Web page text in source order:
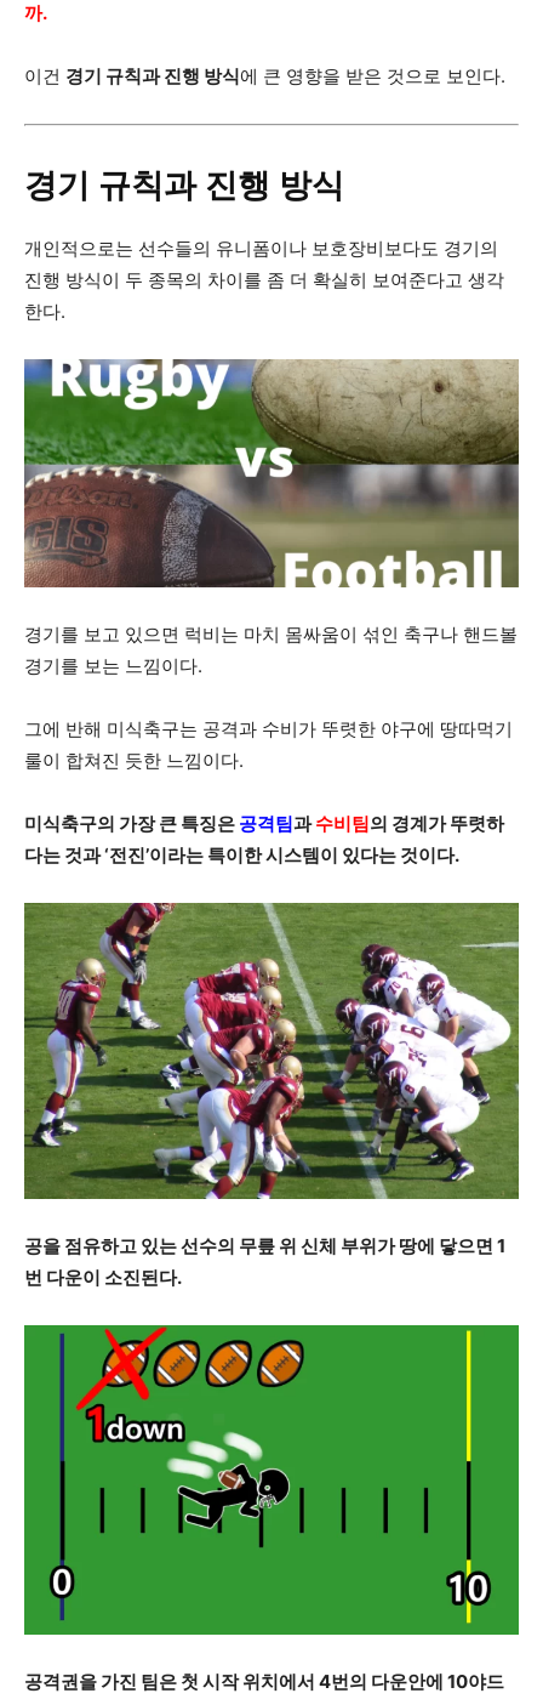
까.
이건 경기 규칙과 진행 방식에 큰 영향을 받은 것으로 보인다.
경기 규칙과 진행 방식
개인적으로는 선수들의 유니폼이나 보호장비보다도 경기의
진행 방식이 두 종목의 차이를 좀 더 확실히 보여준다고 생각
한다.
경기를 보고 있으면 럭비는 마치 몸싸움이 섞인 축구나 핸드볼
경기를 보는 느낌이다.
그에 반해 미식축구는 공격과 수비가 뚜렷한 야구에 땅따먹기
룰이 합쳐진 듯한 느낌이다.
미식축구의 가장 큰 특징은 공격팀과수비팀의 경계가 뚜렷하
다는 것과 ‘전진’이라는 특이한 시스템이 있다는 것이다.
공을 점유하고 있는 선수의 무릎 위 신체 부위가 땅에 닿으면 1
번 다운이 소진된다.
공격권을 가진 팀은 첫 시작 위치에서 4번의 다운안에 10야드